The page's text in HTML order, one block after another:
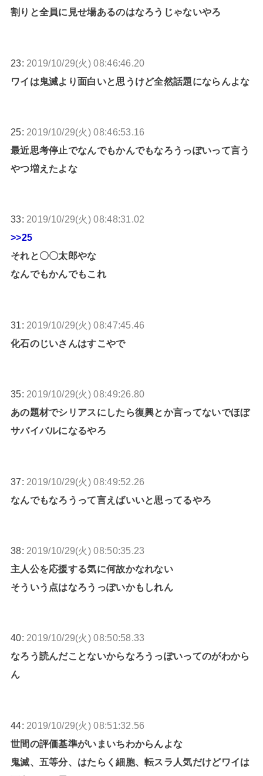
割りと全員に見せ場あるのはなろうじゃないやろ
23: 2019/10/29(火) 08:46:46.20
ワイは鬼滅より面白いと思うけど全然話題にならんよな
25: 2019/10/29(火) 08:46:53.16
最近思考停止でなんでもかんでもなろうっぽいって言う
やつ増えたよな
33: 2019/10/29(火) 08:48:31.02
>>25
それと〇〇太郎やな
なんでもかんでもこれ
31: 2019/10/29(火) 08:47:45.46
化石のじいさんはすこやで
35: 2019/10/29(火) 08:49:26.80
あの題材でシリアスにしたら復興とか言ってないでほぼ
サバイバルになるやろ
37: 2019/10/29(火) 08:49:52.26
なんでもなろうって言えばいいと思ってるやろ
38: 2019/10/29(火) 08:50:35.23
主人公を応援する気に何故かなれない
そういう点はなろうっぽいかもしれん
40: 2019/10/29(火) 08:50:58.33
なろう読んだことないからなろうっぽいってのがわから
ん
44: 2019/10/29(火) 08:51:32.56
世間の評価基準がいまいちわからんよな
鬼滅、五等分、はたらく細胞、転スラ人気だけどワイは